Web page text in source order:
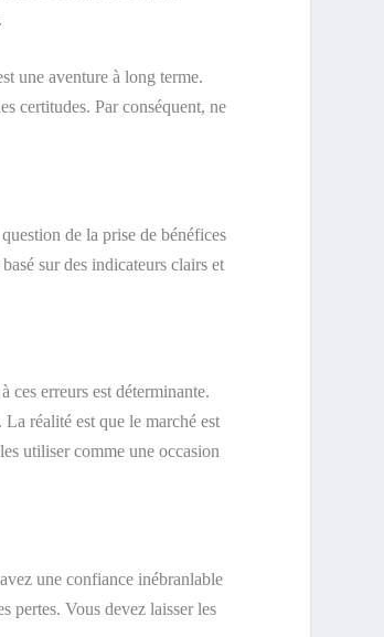
une aventure à long terme.
certitudes. Par conséquent, ne
de la prise de bénéfices
sur des indicateurs clairs et
ces erreurs est déterminante.
réalité est que le marché est
utiliser comme une occasion
une confiance inébranlable
pertes. Vous devez laisser les